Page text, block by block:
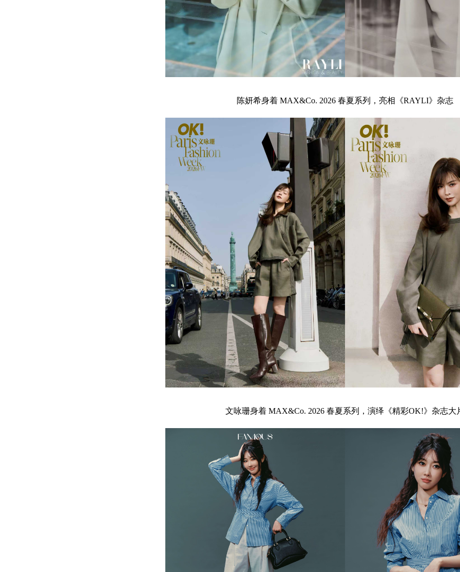
陈妍希身着 MAX&Co. 2026 春夏系列，亮相《RAYLI》杂志
文咏珊身着 MAX&Co. 2026 春夏系列，演绎《精彩OK!》杂志大